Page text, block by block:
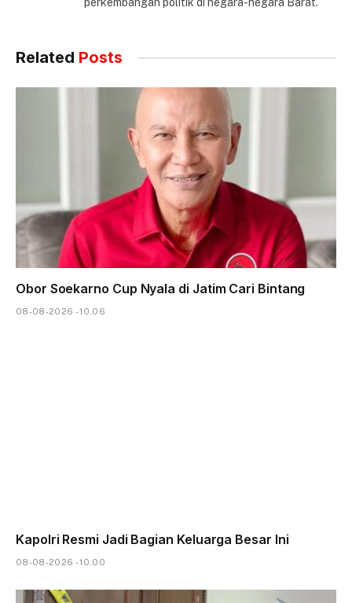
perkembangan politik di negara-negara Barat.
Related Posts
Obor Soekarno Cup Nyala di Jatim Cari Bintang
08-08-2026 - 10.06
Kapolri Resmi Jadi Bagian Keluarga Besar Ini
08-08-2026 - 10.00